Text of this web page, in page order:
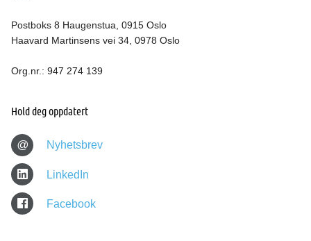
Postboks 8 Haugenstua, 0915 Oslo
Haavard Martinsens vei 34, 0978 Oslo
Org.nr.: 947 274 139
Hold deg oppdatert
@ Nyhetsbrev
LinkedIn
Facebook